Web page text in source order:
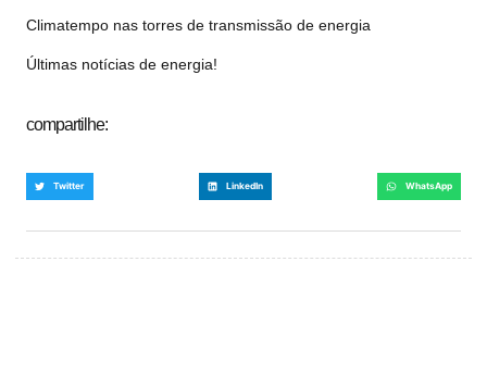
Climatempo nas torres de transmissão de energia
Últimas notícias de energia!
compartilhe:
Twitter LinkedIn WhatsApp